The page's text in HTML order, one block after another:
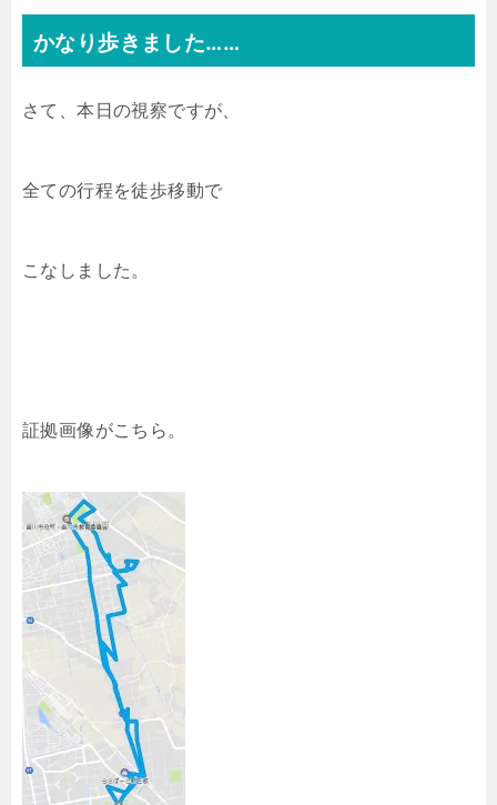
かなり歩きました……
さて、本日の視察ですが、
全ての行程を徒歩移動で
こなしました。
証拠画像がこちら。